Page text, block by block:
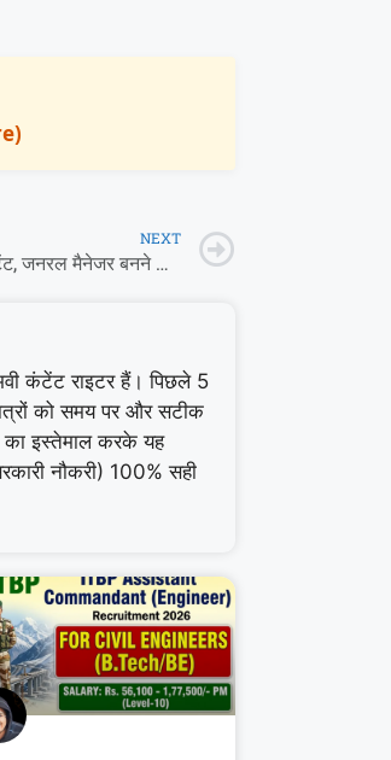
NEXT
MUMBAI METRO में असिस्टेंट, जनरल मैनेजर बनने का मौक़ा, मिलेगी ₹2.80 लाख तक सैलरी
कंटेंट राइटर हैं। पिछले 5
को समय पर और सटीक
इस्तेमाल करके यह
नौकरी) 100% सही